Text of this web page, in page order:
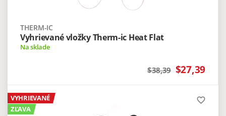
THERM-IC
Vyhrievané vložky Therm-ic Heat Flat
Na sklade
$38,39 $27,39
VYHRIEVANÉ
ZĽAVA
favorite_border